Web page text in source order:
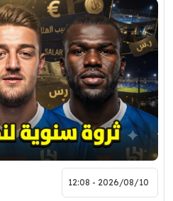
2026/08/10 - 12:08